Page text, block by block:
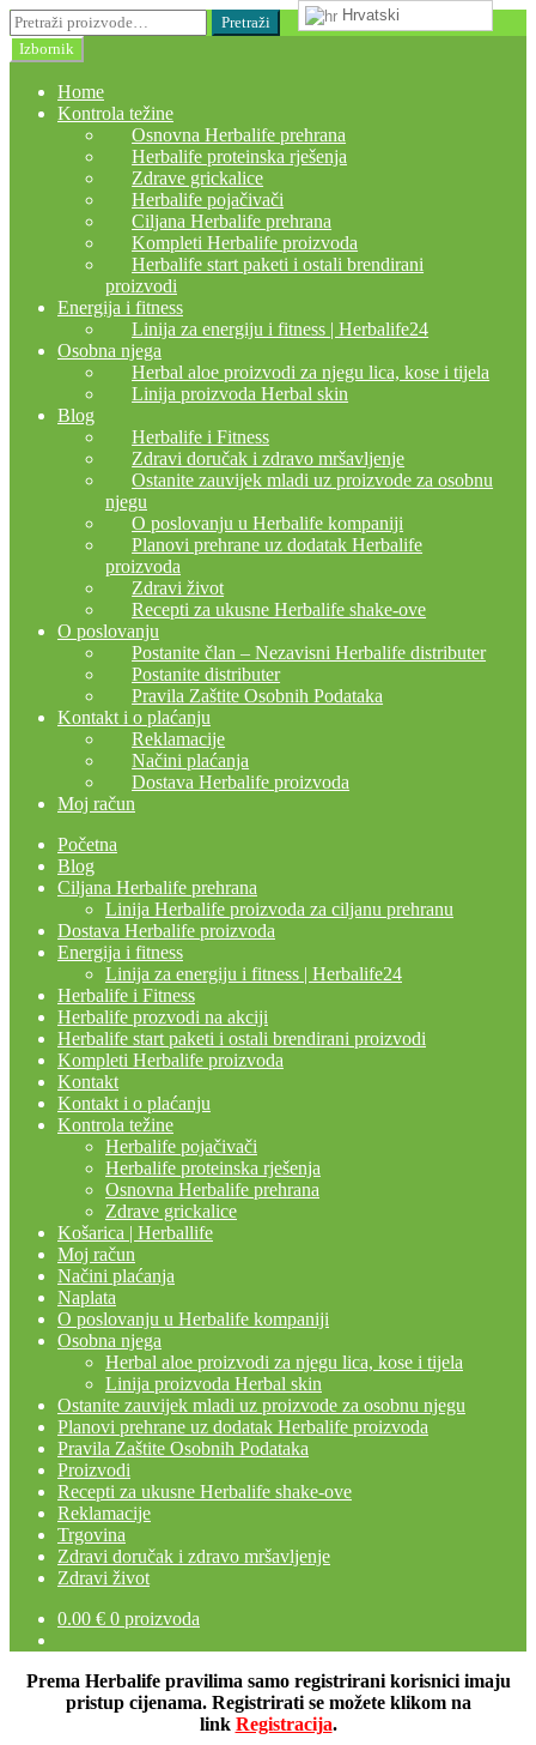
Preskoči
na
navigaciju
Skoči
do
sadržaja
Pretraži:
Pretraži
Izbornik
Home
Kontrola težine
Osnovna Herbalife prehrana
Herbalife proteinska rješenja
Zdrave grickalice
Herbalife pojačivači
Ciljana Herbalife prehrana
Kompleti Herbalife proizvoda
Herbalife start paketi i ostali brendirani
proizvodi
Energija i fitness
Linija za energiju i fitness | Herbalife24
Osobna njega
Herbal aloe proizvodi za njegu lica, kose i tijela
Linija proizvoda Herbal skin
Blog
Herbalife i Fitness
Zdravi doručak i zdravo mršavljenje
Ostanite zauvijek mladi uz proizvode za osobnu
njegu
O poslovanju u Herbalife kompaniji
Planovi prehrane uz dodatak Herbalife
proizvoda
Zdravi život
Recepti za ukusne Herbalife shake-ove
O poslovanju
Postanite član – Nezavisni Herbalife distributer
Postanite distributer
Pravila Zaštite Osobnih Podataka
Kontakt i o plaćanju
Reklamacije
Načini plaćanja
Dostava Herbalife proizvoda
Moj račun
Početna
Blog
Ciljana Herbalife prehrana
Linija Herbalife proizvoda za ciljanu prehranu
Dostava Herbalife proizvoda
Energija i fitness
Linija za energiju i fitness | Herbalife24
Herbalife i Fitness
Herbalife prozvodi na akciji
Herbalife start paketi i ostali brendirani proizvodi
Kompleti Herbalife proizvoda
Kontakt
Kontakt i o plaćanju
Kontrola težine
Herbalife pojačivači
Herbalife proteinska rješenja
Osnovna Herbalife prehrana
Zdrave grickalice
Košarica | Herballife
Moj račun
Načini plaćanja
Naplata
O poslovanju u Herbalife kompaniji
Osobna njega
Herbal aloe proizvodi za njegu lica, kose i tijela
Linija proizvoda Herbal skin
Ostanite zauvijek mladi uz proizvode za osobnu njegu
Planovi prehrane uz dodatak Herbalife proizvoda
Pravila Zaštite Osobnih Podataka
Proizvodi
Recepti za ukusne Herbalife shake-ove
Reklamacije
Trgovina
Zdravi doručak i zdravo mršavljenje
Zdravi život
0.00 € 0 proizvoda
Prema Herbalife pravilima samo registrirani korisnici imaju
pristup cijenama. Registrirati se možete klikom na
link Registracija.
Hrvatski